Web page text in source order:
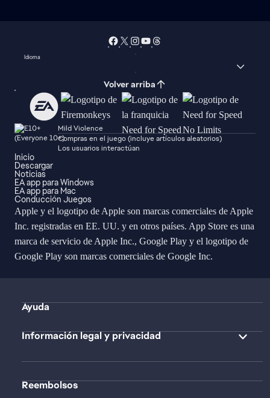
Idioma
Volver arriba
Mild Violence
Compras en el juego (incluye artículos aleatorios)
Los usuarios interactúan
Inicio
Descargar
Noticias
EA app para Windows
EA app para Mac
Conducción Juegos
Apple y el logotipo de Apple son marcas comerciales de Apple
Inc. registradas en EE. UU. y en otros países. App Store es una
marca de servicio de Apple Inc., Google Play y el logotipo de
Google Play son marcas comerciales de Google Inc.
Ayuda
Información legal y privacidad
Reembolsos